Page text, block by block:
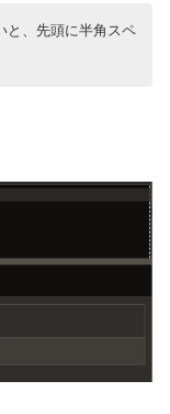
と、先頭に半角スペ